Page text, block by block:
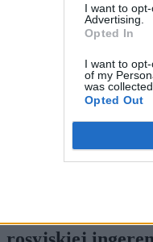
I want to
Advertising.
Opted In
I want to
of my
was collected.
Opted Out
/ PAP / EPA)
szef FBI zmagał
prezydentów.
związku ze śmiercią
uderzyć w europejskie
prezydentów